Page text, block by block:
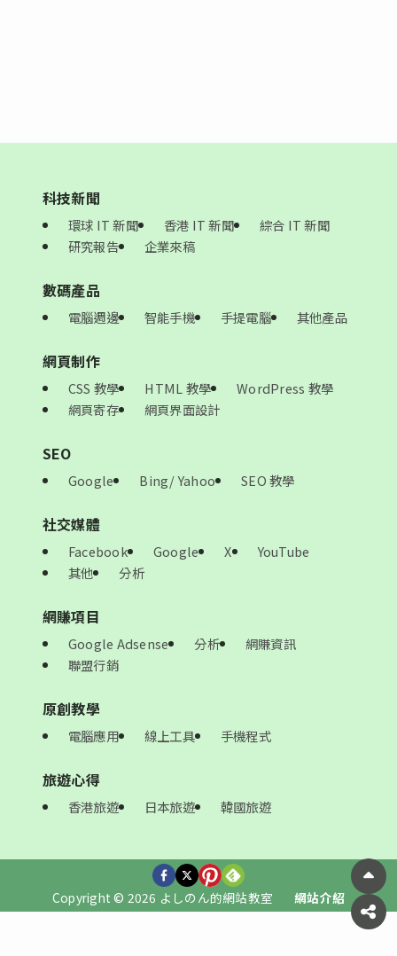
科技新聞
環球 IT 新聞 香港 IT 新聞
綜合 IT 新聞
研究報告
企業來稿
數碼產品
電腦週邊 智能手機 手提電腦 其他產品
網頁制作
CSS 教學 HTML 教學
WordPress 教學
網頁寄存
網頁界面設計
SEO
Google Bing/ Yahoo SEO 教學
社交媒體
Facebook Google X
YouTube
其他
分析
網賺項目
Google Adsense 分析
網賺資訊
聯盟行銷
原創教學
電腦應用 線上工具 手機程式
旅遊心得
香港旅遊 日本旅遊 韓國旅遊
Copyright © 2026 よしのん的網站教室 網站介紹